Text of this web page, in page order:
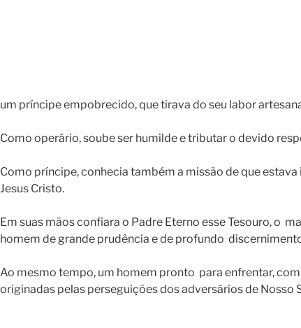
um príncipe empobrecido, que tirava do seu labor
Como operário, soube ser humilde e tributar o devido
Como príncipe, conhecia também a missão de que
Jesus Cristo.
Em suas mãos confiara o Padre Eterno esse Tesouro, o
homem de grande prudência e de profundo
Ao mesmo tempo, um homem pronto para enfrentar,
originadas pelas perseguições dos adversários de Nosso